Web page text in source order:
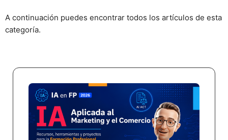
A continuación puedes encontrar todos los artículos de esta
categoría.